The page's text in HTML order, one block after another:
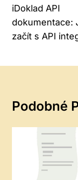
Pro
Příspěvek
iDoklad API
dokumentace:
začít s API
Podobné